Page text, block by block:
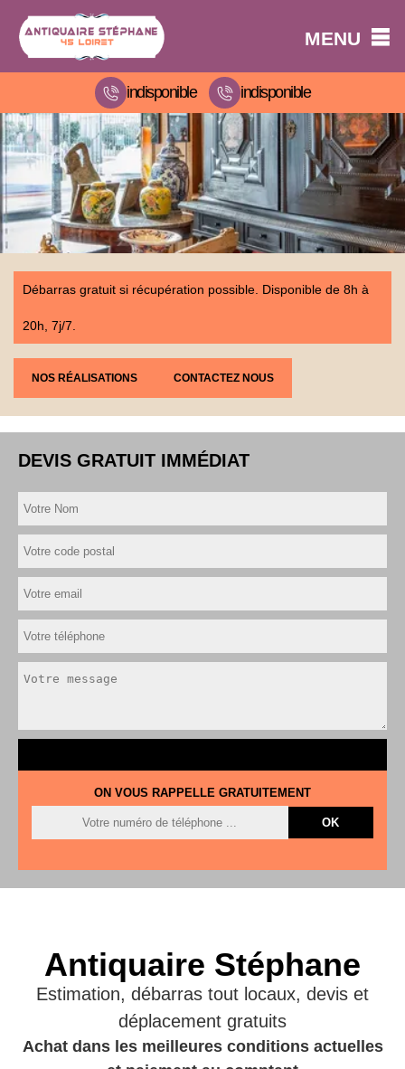
MENU
indisponible indisponible
Débarras gratuit si récupération possible. Disponible de 8h à
20h, 7j/7.
NOS RÉALISATIONS CONTACTEZ NOUS
DEVIS GRATUIT IMMÉDIAT
ON VOUS RAPPELLE GRATUITEMENT
Antiquaire Stéphane
Estimation, débarras tout locaux, devis et
déplacement gratuits
Achat dans les meilleures conditions actuelles